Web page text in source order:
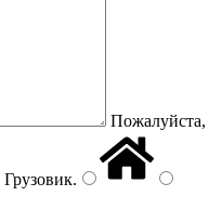
Пожалуйста,
Грузовик.